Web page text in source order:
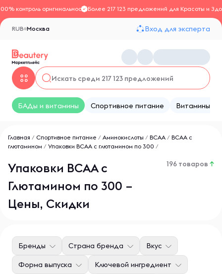
контроль оригинальностиБолее 217 123 предложений для Красоты и
Москва
RUB Вход для эксперта
БАДы и витамины Спортивное питание Витамины
Главная / Спортивное питание / Аминокислоты / BCAA / ВСАА с
глютамином / Упаковки ВСАА с глютамином по 300 /
Упаковки ВСАА с
Глютамином по 300 –
Цены, Скидки
196 товаров ↑
Бренды Страна бренда Вкус
Форма выпуска Ключевой ингредиент